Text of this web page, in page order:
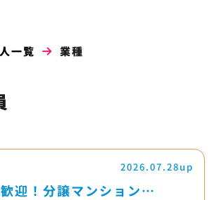
一覧 業種
2026.07.28up
迎！分譲マンション…